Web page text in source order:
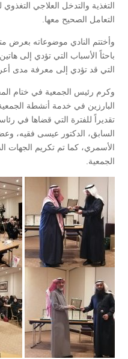
التغذية والتدخل العلاجي
التعامل الصحيح معها.
وأختتم النادي موضوعاته بعرض
باحثاً الأسباب التي تؤدي إلى
التي قد تؤدي إلى معرفة مدى
وكرم رئيس الجمعية في ختام
البارزين في خدمة أنشطة
تقديراً للفترة التي قضاها في
السابق، الدكتور عيسى فقيه،
الأسمري، كما تم تكريم الجهات
الجمعية.